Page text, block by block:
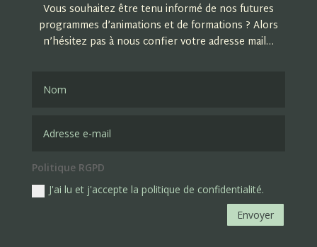
Vous souhaitez être tenu informé de nos futures
programmes d’animations et de formations ? Alors
n’hésitez pas à nous confier votre adresse mail…
Politique RGPD
J'ai lu et j'accepte la politique de confidentialité.
Envoyer